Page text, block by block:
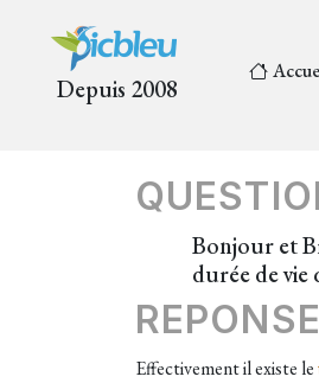
Depuis 2008
Bonjour et
durée de
Effectivement il existe le